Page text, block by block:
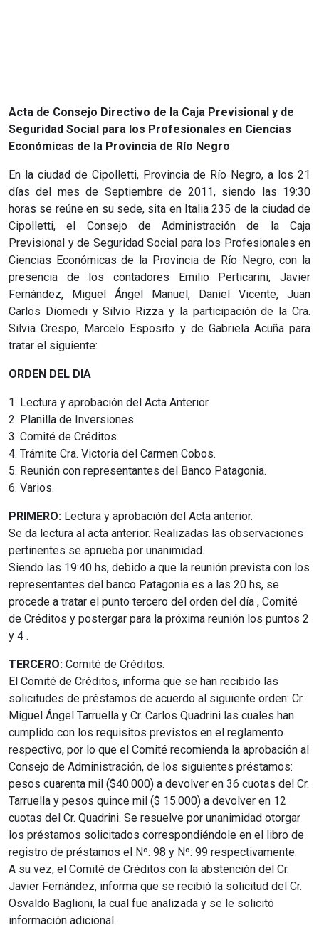
Acta de Consejo Directivo de la Caja Previsional y de
Seguridad Social para los Profesionales en Ciencias
Económicas de la Provincia de Río Negro
En la ciudad de Cipolletti, Provincia de Río Negro, a los 21
días del mes de Septiembre de 2011, siendo las 19:30
horas se reúne en su sede, sita en Italia 235 de la ciudad de
Cipolletti, el Consejo de Administración de la Caja
Previsional y de Seguridad Social para los Profesionales en
Ciencias Económicas de la Provincia de Río Negro, con la
presencia de los contadores Emilio Perticarini, Javier
Fernández, Miguel Ángel Manuel, Daniel Vicente, Juan
Carlos Diomedi y Silvio Rizza y la participación de la Cra.
Silvia Crespo, Marcelo Esposito y de Gabriela Acuña para
tratar el siguiente:
ORDEN DEL DIA
1. Lectura y aprobación del Acta Anterior.
2. Planilla de Inversiones.
3. Comité de Créditos.
4. Trámite Cra. Victoria del Carmen Cobos.
5. Reunión con representantes del Banco Patagonia.
6. Varios.
PRIMERO: Lectura y aprobación del Acta anterior.
Se da lectura al acta anterior. Realizadas las observaciones
pertinentes se aprueba por unanimidad.
Siendo las 19:40 hs, debido a que la reunión prevista con los
representantes del banco Patagonia es a las 20 hs, se
procede a tratar el punto tercero del orden del día , Comité
de Créditos y postergar para la próxima reunión los puntos 2
y 4 .
TERCERO: Comité de Créditos.
El Comité de Créditos, informa que se han recibido las
solicitudes de préstamos de acuerdo al siguiente orden: Cr.
Miguel Ángel Tarruella y Cr. Carlos Quadrini las cuales han
cumplido con los requisitos previstos en el reglamento
respectivo, por lo que el Comité recomienda la aprobación al
Consejo de Administración, de los siguientes préstamos:
pesos cuarenta mil ($40.000) a devolver en 36 cuotas del Cr.
Tarruella y pesos quince mil ($ 15.000) a devolver en 12
cuotas del Cr. Quadrini. Se resuelve por unanimidad otorgar
los préstamos solicitados correspondiéndole en el libro de
registro de préstamos el Nº: 98 y Nº: 99 respectivamente.
A su vez, el Comité de Créditos con la abstención del Cr.
Javier Fernández, informa que se recibió la solicitud del Cr.
Osvaldo Baglioni, la cual fue analizada y se le solicitó
información adicional.